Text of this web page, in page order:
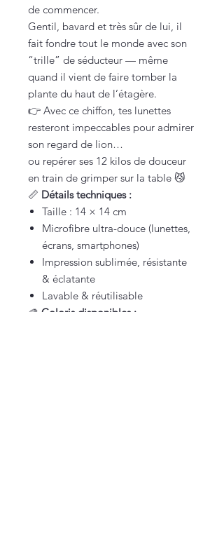
de commencer.
Gentil, bavard et très sûr de lui, il
fait fondre tout le monde avec son
“trille” de séducteur — même
quand il vient de faire tomber la
plante du haut de l’étagère.
👉 Avec ce chiffon, tes lunettes
resteront impeccables pour admirer
son regard de lion…
ou repérer ses 12 kilos de douceur
en train de grimper sur la table 😼
📏 Détails techniques :
Taille : 14 × 14 cm
Microfibre ultra-douce (lunettes,
écrans, smartphones)
Impression sublimée, résistante
& éclatante
Lavable & réutilisable
🎨 Coloris disponibles :